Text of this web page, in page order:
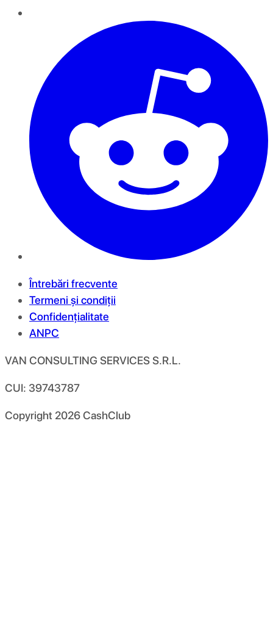
Întrebări frecvente
Termeni și condiții
Confidențialitate
ANPC
VAN CONSULTING SERVICES S.R.L.
CUI: 39743787
Copyright 2026CashClub